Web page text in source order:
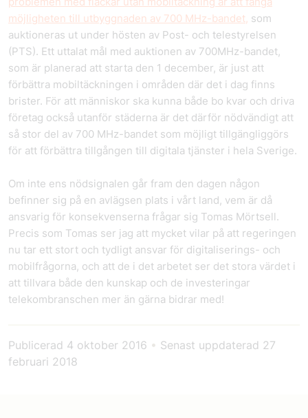
möjligheten till utbyggnaden av 700 MHz-bandet, som
auktioneras ut under hösten av Post- och telestyrelsen
(PTS). Ett uttalat mål med auktionen av 700MHz-bandet,
som är planerad att starta den 1 december, är just att
förbättra mobiltäckningen i områden där det i dag finns
brister. För att människor ska kunna både bo kvar och driva
företag också utanför städerna är det därför nödvändigt att
så stor del av 700 MHz-bandet som möjligt tillgängliggörs
för att förbättra tillgången till digitala tjänster i hela Sverige.
Om inte ens nödsignalen går fram den dagen någon
befinner sig på en avlägsen plats i vårt land, vem är då
ansvarig för konsekvenserna frågar sig Tomas Mörtsell.
Precis som Tomas ser jag att mycket vilar på att regeringen
nu tar ett stort och tydligt ansvar för digitaliserings- och
mobilfrågorna, och att de i det arbetet ser det stora värdet i
att tillvara både den kunskap och de investeringar
telekombranschen mer än gärna bidrar med!
Publicerad 4 oktober 2016 • Senast uppdaterad 27
februari 2018